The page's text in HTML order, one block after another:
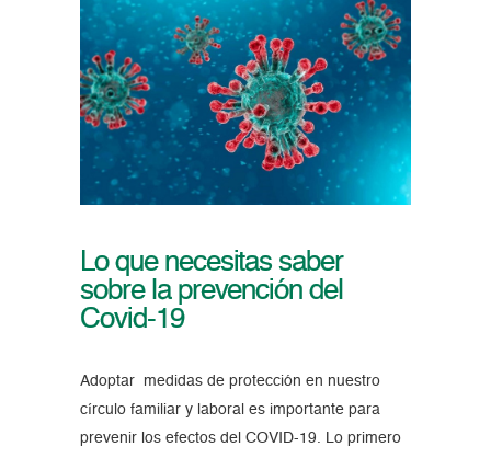
Lo que necesitas saber
sobre la prevención del
Covid-19
Adoptar medidas de protección en nuestro
círculo familiar y laboral es importante para
prevenir los efectos del COVID-19. Lo primero